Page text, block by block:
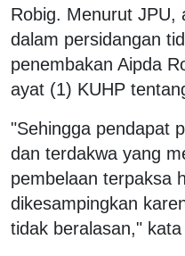
Robig. Menurut JPU,
dalam persidangan
penembakan Aipda
ayat (1) KUHP
"Sehingga pendapat
dan terdakwa yang
pembelaan terpaksa
dikesampingkan
tidak beralasan," kata